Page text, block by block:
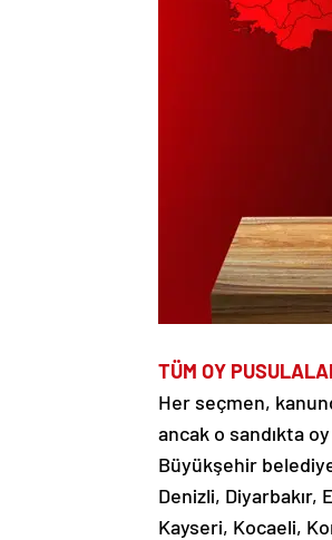
TÜM OY
Her seçmen,
ancak o sandıkta
Büyükşehir
Denizli,
Kayseri, Kocaeli,